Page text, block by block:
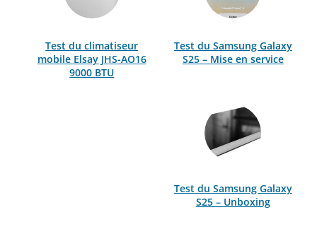
Test du climatiseur
mobile Elsay JHS-AO16
9000 BTU
Test du Samsung Galaxy
S25 – Mise en service
Test du Samsung Galaxy
S25 – Unboxing